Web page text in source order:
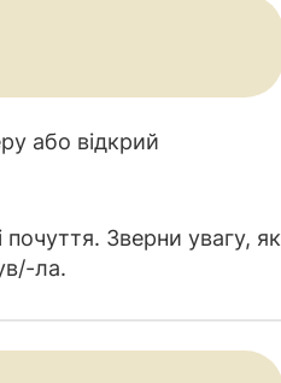
або відкрий
Зверни увагу, як
ла.